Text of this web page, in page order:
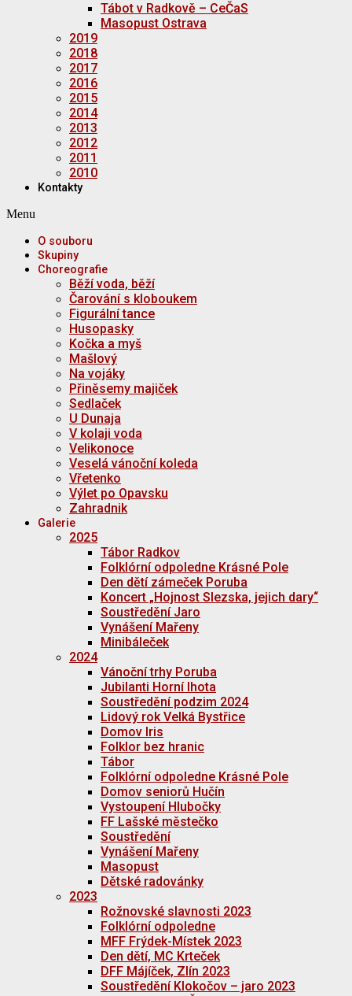
Tábot v Radkově – CeČaS
Masopust Ostrava
2019
2018
2017
2016
2015
2014
2013
2012
2011
2010
Kontakty
Menu
O souboru
Skupiny
Choreografie
Běží voda, běží
Čarování s kloboukem
Figurální tance
Husopasky
Kočka a myš
Mašlový
Na vojáky
Přiněsemy majiček
Sedlaček
U Dunaja
V kolaji voda
Velikonoce
Veselá vánoční koleda
Vřetenko
Výlet po Opavsku
Zahradnik
Galerie
2025
Tábor Radkov
Folklórní odpoledne Krásné Pole
Den dětí zámeček Poruba
Koncert „Hojnost Slezska, jejich dary“
Soustředění Jaro
Vynášení Mařeny
Minibáleček
2024
Vánoční trhy Poruba
Jubilanti Horní lhota
Soustředění podzim 2024
Lidový rok Velká Bystřice
Domov Iris
Folklor bez hranic
Tábor
Folklórní odpoledne Krásné Pole
Domov seniorů Hučín
Vystoupení Hlubočky
FF Lašské městečko
Soustředění
Vynášení Mařeny
Masopust
Dětské radovánky
2023
Rožnovské slavnosti 2023
Folklórní odpoledne
MFF Frýdek-Místek 2023
Den dětí, MC Krteček
DFF Májíček, Zlín 2023
Soustředění Klokočov – jaro 2023